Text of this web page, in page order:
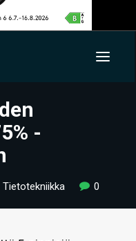
-
Tietotekniikka 0